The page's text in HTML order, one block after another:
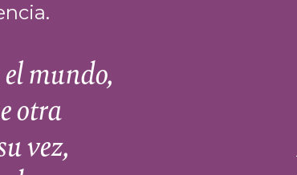
mundo,
otra
vez,